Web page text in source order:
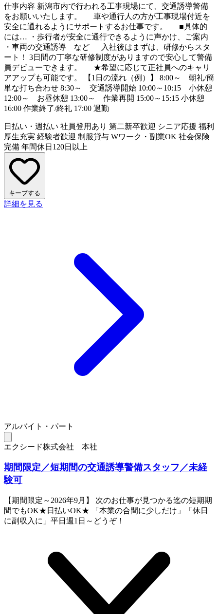
仕事内容 新潟市内で行われる工事現場にて、交通誘導警備
をお願いいたします。 車や通行人の方が工事現場付近を
安全に通れるようにサポートするお仕事です。 ■具体的
には… ・歩行者が安全に通行できるように声かけ、ご案内
・車両の交通誘導 など 入社後はまずは、研修からスタ
ート！ 3日間の丁寧な研修制度がありますので安心して警備
員デビューできます。 ★希望に応じて正社員へのキャリ
アアップも可能です。 【1日の流れ（例）】 8:00～ 朝礼/簡
単な打ち合わせ 8:30～ 交通誘導開始 10:00～10:15 小休憩
12:00～ お昼休憩 13:00～ 作業再開 15:00～15:15 小休憩
16:00 作業終了/終礼 17:00 退勤
日払い・週払い 社員登用あり 第二新卒歓迎 シニア応援 福利
厚生充実 経験者歓迎 制服貸与 Wワーク・副業OK 社会保険
完備 年間休日120日以上
キープする
詳細を見る
アルバイト・パート
エクシード株式会社 本社
期間限定／短期間の交通誘導警備スタッフ／未経
験可
【期間限定～2026年9月】 次のお仕事が見つかる迄の短期期
間でもOK★日払いOK★ 「本業の合間に少しだけ」「休日
に副収入に」平日週1日～どうぞ！